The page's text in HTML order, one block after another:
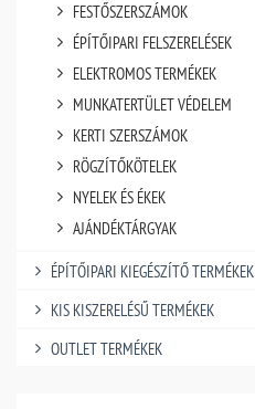
FESTŐSZERSZÁMOK
ÉPÍTŐIPARI FELSZERELÉSEK
ELEKTROMOS TERMÉKEK
MUNKATERTÜLET VÉDELEM
KERTI SZERSZÁMOK
RÖGZÍTŐKÖTELEK
NYELEK ÉS ÉKEK
AJÁNDÉKTÁRGYAK
ÉPÍTŐIPARI KIEGÉSZÍTŐ TERMÉKEK
KIS KISZERELÉSŰ TERMÉKEK
OUTLET TERMÉKEK